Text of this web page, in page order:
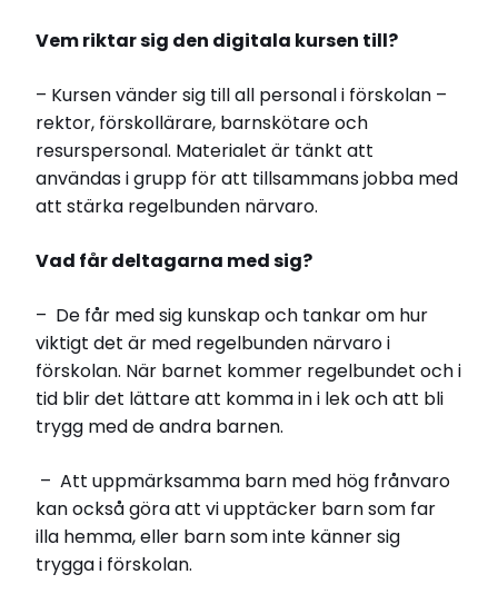
Vem riktar sig den digitala kursen till?
– Kursen vänder sig till all personal i förskolan –
rektor, förskollärare, barnskötare och
resurspersonal. Materialet är tänkt att
användas i grupp för att tillsammans jobba med
att stärka regelbunden närvaro.
Vad får deltagarna med sig?
– De får med sig kunskap och tankar om hur
viktigt det är med regelbunden närvaro i
förskolan. När barnet kommer regelbundet och i
tid blir det lättare att komma in i lek och att bli
trygg med de andra barnen.
– Att uppmärksamma barn med hög frånvaro
kan också göra att vi upptäcker barn som far
illa hemma, eller barn som inte känner sig
trygga i förskolan.